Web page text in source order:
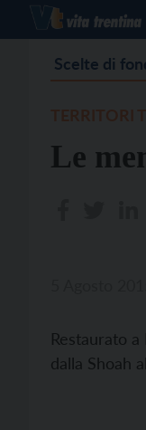
Scelte di
Le
Restaurato
dalla Shoah